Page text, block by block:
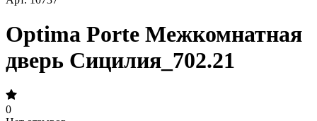
Optima Porte Межкомнатная
дверь Сицилия_702.21
0